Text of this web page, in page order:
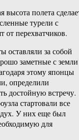
полета
турели с
от перехватчиков.
оставляли за собой
заметные с земли
этому японцы
определили
достойную встречу.
стартовали все
У них еще был
для